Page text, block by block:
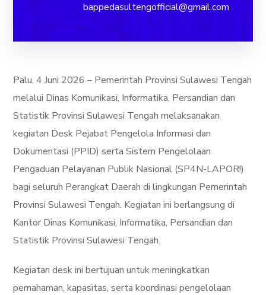
bappedasultengofficial@gmail.com
Palu, 4 Juni 2026 – Pemerintah Provinsi Sulawesi Tengah
melalui Dinas Komunikasi, Informatika, Persandian dan
Statistik Provinsi Sulawesi Tengah melaksanakan
kegiatan Desk Pejabat Pengelola Informasi dan
Dokumentasi (PPID) serta Sistem Pengelolaan
Pengaduan Pelayanan Publik Nasional (SP4N-LAPOR!)
bagi seluruh Perangkat Daerah di lingkungan Pemerintah
Provinsi Sulawesi Tengah. Kegiatan ini berlangsung di
Kantor Dinas Komunikasi, Informatika, Persandian dan
Statistik Provinsi Sulawesi Tengah.
Kegiatan desk ini bertujuan untuk meningkatkan
pemahaman, kapasitas, serta koordinasi pengelolaan